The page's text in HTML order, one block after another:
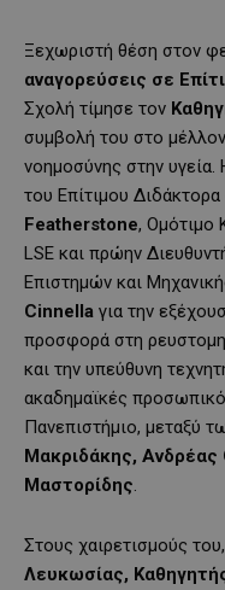
Ξεχωριστή θέση στον
αναγορεύσεις σε
Σχολή τίμησε τον
συμβολή του στο μέλλον
νοημοσύνης στην υγεία.
του Επίτιμου
Featherstone, Ομότιμο
LSE και πρώην
Επιστημών και
Cinnella για την
προσφορά στη
και την υπεύθυνη
ακαδημαϊκές
Πανεπιστήμιο, μεταξύ
Μακριδάκης, Ανδρέας
Μαστορίδης.
Στους χαιρετισμούς του,
Λευκωσίας,